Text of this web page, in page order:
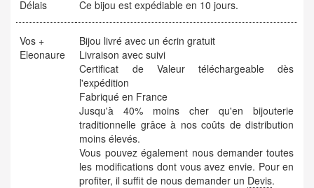
Délais Ce bijou est expédiable en 10 jours.
Vos +
Eleonaure
Bijou livré avec un écrin gratuit
Livraison avec suivi
Certificat de Valeur téléchargeable dès
l'expédition
Fabriqué en France
Jusqu'à 40% moins cher qu'en bijouterie
traditionnelle grâce à nos coûts de distribution
moins élevés.
Vous pouvez également nous demander toutes
les modifications dont vous avez envie. Pour en
profiter, il suffit de nous demander un Devis.